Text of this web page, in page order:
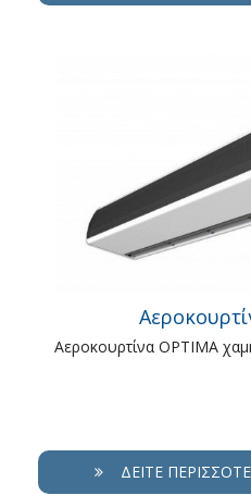
Αεροκουρτίνα OPTIMA
ΔΕΊΤΕ